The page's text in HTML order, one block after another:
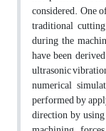
considered. One
traditional
during the
have been
ultrasonic
numerical
performed by
direction by